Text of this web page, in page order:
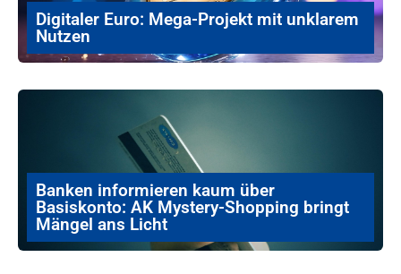
Digitaler Euro: Mega-Projekt mit unklarem
Nutzen
Banken informieren kaum über
Basiskonto: AK Mystery-Shopping bringt
Mängel ans Licht